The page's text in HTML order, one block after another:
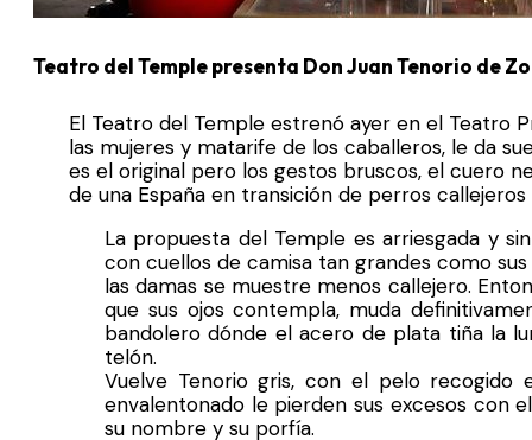
Teatro del Temple presenta Don Juan Tenorio de
El Teatro del Temple estrenó ayer en el Teatro
las mujeres y matarife de los caballeros, le da
es el original pero los gestos bruscos, el cuero
de una España en transición de perros
La propuesta del Temple es arriesgada y
con cuellos de camisa tan grandes como
las damas se muestre menos callejero.
que sus ojos contempla, muda
bandolero dónde el acero de plata tiña la
telón.
Vuelve Tenorio gris, con el pelo recogido
envalentonado le pierden sus excesos con
su nombre y su porfía.